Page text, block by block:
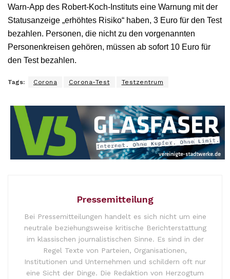
Warn-App des Robert-Koch-Instituts eine Warnung mit der
Statusanzeige „erhöhtes Risiko“ haben, 3 Euro für den Test
bezahlen. Personen, die nicht zu den vorgenannten
Personenkreisen gehören, müssen ab sofort 10 Euro für
den Test bezahlen.
Tags: Corona Corona-Test Testzentrum
Pressemitteilung
Bei Pressemitteilungen handelt es sich nicht um eine
neutrale beziehungsweise kritische Berichterstattung
im klassischen journalistischen Sinne. Es sind in der
Regel Texte von Parteien, Organisationen,
Institutionen und Unternehmen und schildern oft nur
eine Sicht der Dinge. Die Redaktion von Herzogtum